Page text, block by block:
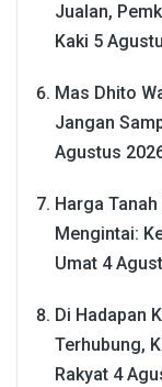
Jualan,
Kaki 5
Mas Dhito
Jangan
Agustus
Harga
Mengintai:
Umat 4
Di Hadapan
Terhubung,
Rakyat 4